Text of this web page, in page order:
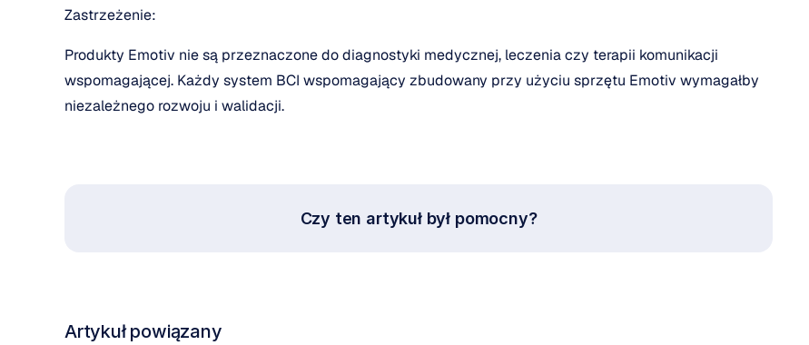
Zastrzeżenie:
Produkty Emotiv nie są przeznaczone do diagnostyki medycznej, leczenia czy terapii komunikacji
wspomagającej. Każdy system BCI wspomagający zbudowany przy użyciu sprzętu Emotiv wymagałby
niezależnego rozwoju i walidacji.
Czy ten artykuł był pomocny?
Artykuł powiązany